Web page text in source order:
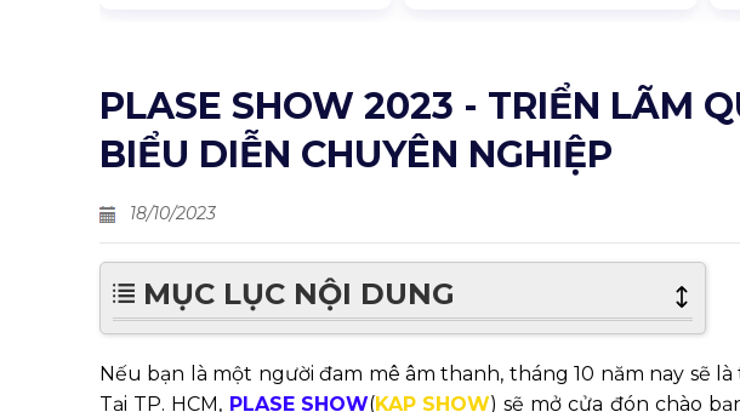
PLASE SHOW 2023 - TRIỂN LÃM
BIỂU DIỄN CHUYÊN NGHIỆP
18/10/2023
MỤC LỤC NỘI DUNG
Nếu bạn là một người đam mê âm thanh, tháng 10 năm nay sẽ
Tại TP. HCM, PLASE SHOW(KAP SHOW) sẽ mở cửa đón chào